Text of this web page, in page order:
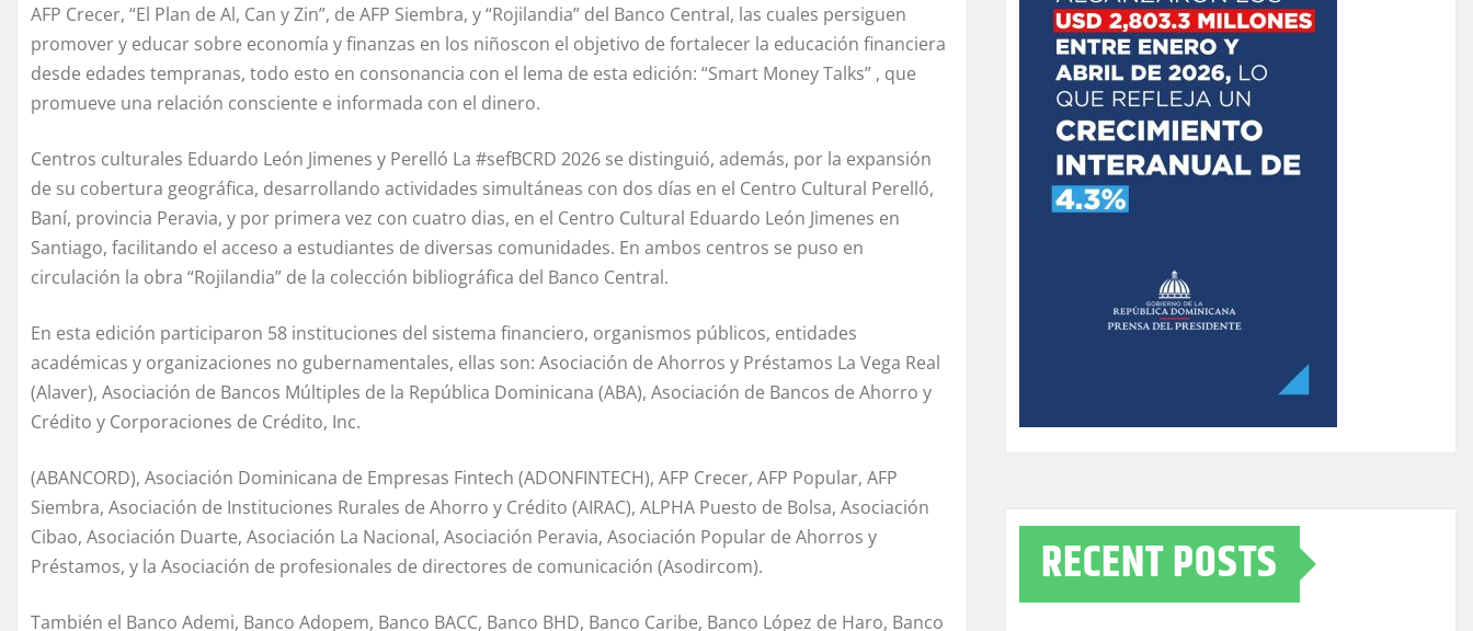
AFP Crecer, “El Plan de Al, Can y Zin”, de AFP Siembra, y “Rojilandia” del Banco Central, las cuales persiguen
promover y educar sobre economía y finanzas en los niñoscon el objetivo de fortalecer la educación financiera
desde edades tempranas, todo esto en consonancia con el lema de esta edición: “Smart Money Talks” , que
promueve una relación consciente e informada con el dinero.
Centros culturales Eduardo León Jimenes y Perelló La #sefBCRD 2026 se distinguió, además, por la expansión
de su cobertura geográfica, desarrollando actividades simultáneas con dos días en el Centro Cultural Perelló,
Baní, provincia Peravia, y por primera vez con cuatro dias, en el Centro Cultural Eduardo León Jimenes en
Santiago, facilitando el acceso a estudiantes de diversas comunidades. En ambos centros se puso en
circulación la obra “Rojilandia” de la colección bibliográfica del Banco Central.
En esta edición participaron 58 instituciones del sistema financiero, organismos públicos, entidades
académicas y organizaciones no gubernamentales, ellas son: Asociación de Ahorros y Préstamos La Vega Real
(Alaver), Asociación de Bancos Múltiples de la República Dominicana (ABA), Asociación de Bancos de Ahorro y
Crédito y Corporaciones de Crédito, Inc.
(ABANCORD), Asociación Dominicana de Empresas Fintech (ADONFINTECH), AFP Crecer, AFP Popular, AFP
Siembra, Asociación de Instituciones Rurales de Ahorro y Crédito (AIRAC), ALPHA Puesto de Bolsa, Asociación
Cibao, Asociación Duarte, Asociación La Nacional, Asociación Peravia, Asociación Popular de Ahorros y
Préstamos, y la Asociación de profesionales de directores de comunicación (Asodircom).
También el Banco Ademi, Banco Adopem, Banco BACC, Banco BHD, Banco Caribe, Banco López de Haro, Banco
RECENT POSTS